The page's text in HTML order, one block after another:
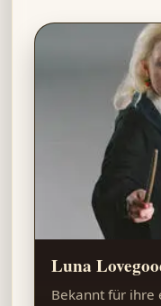
Luna
Bekannt für ihre